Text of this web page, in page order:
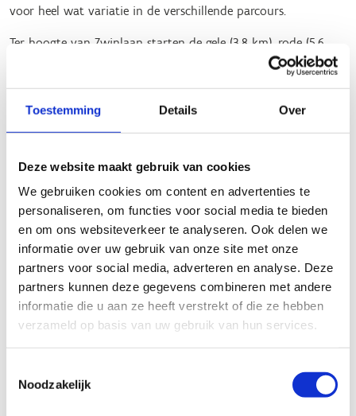
Toestemming Details Over
Deze website maakt gebruik van cookies
We gebruiken cookies om content en advertenties te
personaliseren, om functies voor social media te bieden
en om ons websiteverkeer te analyseren. Ook delen we
informatie over uw gebruik van onze site met onze
partners voor social media, adverteren en analyse. Deze
partners kunnen deze gegevens combineren met andere
informatie die u aan ze heeft verstrekt of die ze hebben
verzameld op basis van uw gebruik van hun services.
Noodzakelijk
voor heel wat variatie in de verschillende parcours.
Ter hoogte van Zwinlaan starten de gele (3,8 km), rode (5,6
km), zwarte (8,9 km) en groene lus (19,8 km). Die groene
grensoverschrijdende lus kan je ook starten vanaf de parking
Nederlandse zijde ook de oranje lus van 3,5 km en de blauwe
lus van 8,9 km.
Het Zwinklinkt iedereen bekend in de oren. De
grensoverschrijdende Zwinvlakte werd de voorbije jaren
gevoelig uitgebreid en daardoor krijgt die 345 hectare grote
unieke getijdennatuur volop nieuwe kansen. Het wandel- en
fietspad (waar ook de groene lus langskomt) op de nieuwe
dijk biedt prachtige uitzichten op het Zwin. De slikken en
schorren herbergen unieke planten- en diersoorten. Schapen
en geiten helpen bij het beheer van de Zwin door op moeilijk
bereikbare plaatsen zoals het broedvogeleiland en de dijken
Startplaatsen